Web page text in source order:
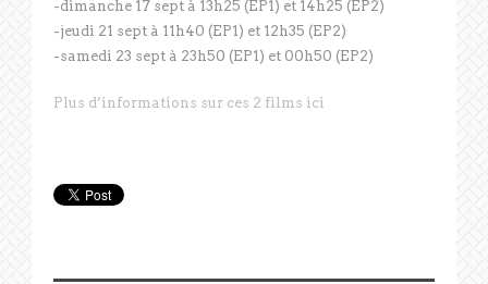
-dimanche 17 sept à 13h25 (EP1) et 14h25 (EP2)
-jeudi 21 sept à 11h40 (EP1) et 12h35 (EP2)
-samedi 23 sept à 23h50 (EP1) et 00h50 (EP2)
Plus d’informations sur ces 2 films ici